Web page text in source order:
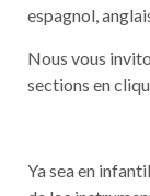
espagnol,
Nous vous
sections en
Ya sea en